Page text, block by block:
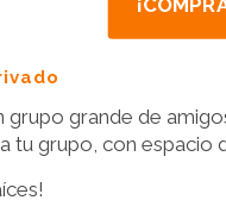
grupo grande de
tu grupo, con